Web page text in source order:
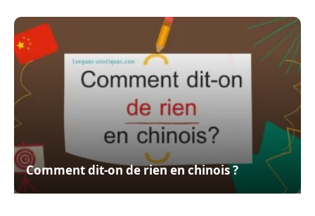
Comment dit-on de rien en chinois ?